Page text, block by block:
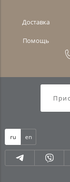
Доставка
Помощь
ru en